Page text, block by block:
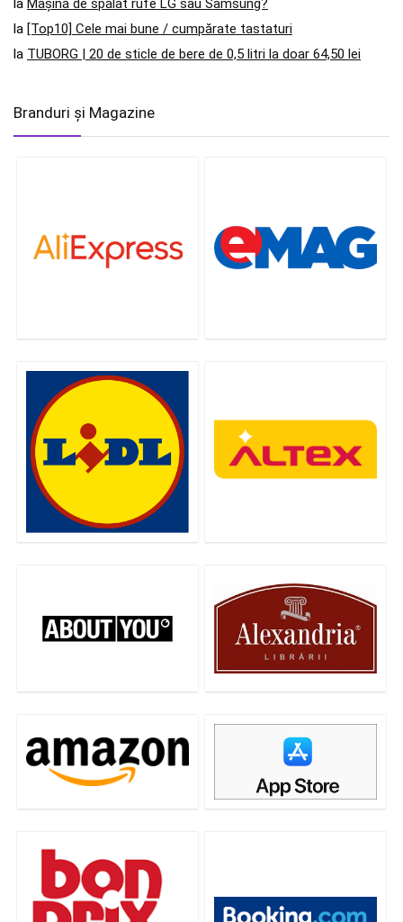
la Mașină de spălat rufe LG sau Samsung?
la [Top10] Cele mai bune / cumpărate tastaturi
la TUBORG | 20 de sticle de bere de 0,5 litri la doar 64,50 lei
Branduri și Magazine